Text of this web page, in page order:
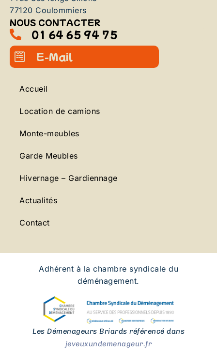
77120 Coulommiers
NOUS CONTACTER
01 64 65 94 75
E-Mail
Accueil
Location de camions
Monte-meubles
Garde Meubles
Hivernage – Gardiennage
Actualités
Contact
Adhérent à la chambre syndicale du
déménagement.
Les Démenageurs Briards référencé dans
jeveuxundemenageur.fr